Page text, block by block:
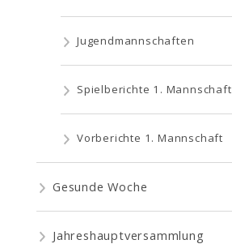
Jugendmannschaften
Spielberichte 1. Mannschaft
Vorberichte 1. Mannschaft
Gesunde Woche
Jahreshauptversammlung